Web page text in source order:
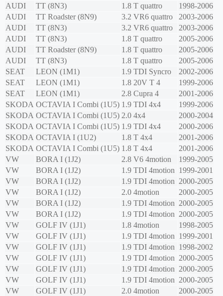
AUDI
TT (8N3) 1.8 T quattro
1998-2006
AUDI
TT Roadster (8N9) 3.2 VR6 quattro
2003-2006
AUDI
TT (8N3) 3.2 VR6 quattro
2003-2006
AUDI
TT (8N3) 1.8 T quattro
2005-2006
AUDI
TT Roadster (8N9) 1.8 T quattro
2005-2006
AUDI
TT (8N3) 1.8 T quattro
2005-2006
SEAT
LEON (1M1) 1.9 TDI Syncro
2002-2006
SEAT
LEON (1M1) 1.8 20V T 4
1999-2006
SEAT
LEON (1M1) 2.8 Cupra 4
2001-2006
SKODA OCTAVIA I Combi (1U5) 1.9 TDI 4x4
1999-2006
SKODA OCTAVIA I Combi (1U5) 2.0 4x4
2000-2004
SKODA OCTAVIA I Combi (1U5) 1.9 TDI 4x4
2000-2006
SKODA OCTAVIA I (1U2) 1.8 T 4x4
2001-2006
SKODA OCTAVIA I Combi (1U5) 1.8 T 4x4
2001-2006
VW
BORA I (1J2) 2.8 V6 4motion
1999-2005
VW
BORA I (1J2) 1.9 TDI 4motion 1999-2001
VW
BORA I (1J2) 1.9 TDI 4motion 2000-2005
VW
BORA I (1J2) 2.0 4motion
2000-2005
VW
BORA I (1J2) 1.9 TDI 4motion 2000-2005
VW
BORA I (1J2) 1.9 TDI 4motion 2000-2005
VW
GOLF IV (1J1) 1.8 4motion
1998-2005
VW
GOLF IV (1J1) 1.9 TDI 4motion 1999-2001
VW
GOLF IV (1J1) 1.9 TDI 4motion 1998-2002
VW
GOLF IV (1J1) 1.9 TDI 4motion 2000-2005
VW
GOLF IV (1J1) 1.9 TDI 4motion 2000-2005
VW
GOLF IV (1J1) 1.9 TDI 4motion 2000-2005
VW
GOLF IV (1J1) 2.0 4motion
2000-2005